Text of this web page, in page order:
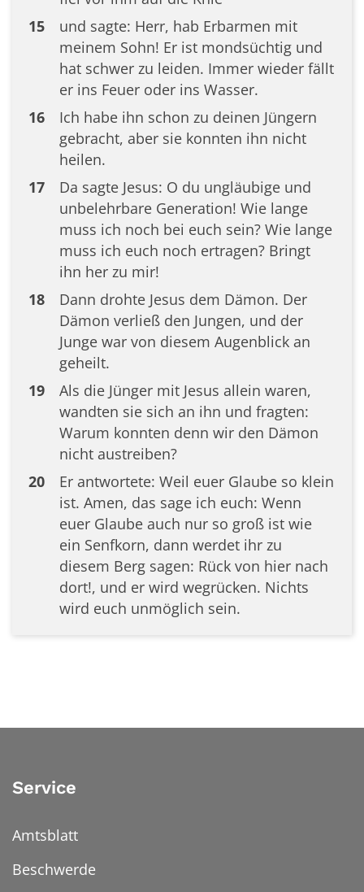
15
und sagte: Herr, hab Erbarmen mit
meinem Sohn! Er ist mondsüchtig und
hat schwer zu leiden. Immer wieder fällt
er ins Feuer oder ins Wasser.
16
Ich habe ihn schon zu deinen Jüngern
gebracht, aber sie konnten ihn nicht
heilen.
17
Da sagte Jesus: O du ungläubige und
unbelehrbare Generation! Wie lange
muss ich noch bei euch sein? Wie lange
muss ich euch noch ertragen? Bringt
ihn her zu mir!
18
Dann drohte Jesus dem Dämon. Der
Dämon verließ den Jungen, und der
Junge war von diesem Augenblick an
geheilt.
19
Als die Jünger mit Jesus allein waren,
wandten sie sich an ihn und fragten:
Warum konnten denn wir den Dämon
nicht austreiben?
20
Er antwortete: Weil euer Glaube so klein
ist. Amen, das sage ich euch: Wenn
euer Glaube auch nur so groß ist wie
ein Senfkorn, dann werdet ihr zu
diesem Berg sagen: Rück von hier nach
dort!, und er wird wegrücken. Nichts
wird euch unmöglich sein.
Service
Amtsblatt
Beschwerde